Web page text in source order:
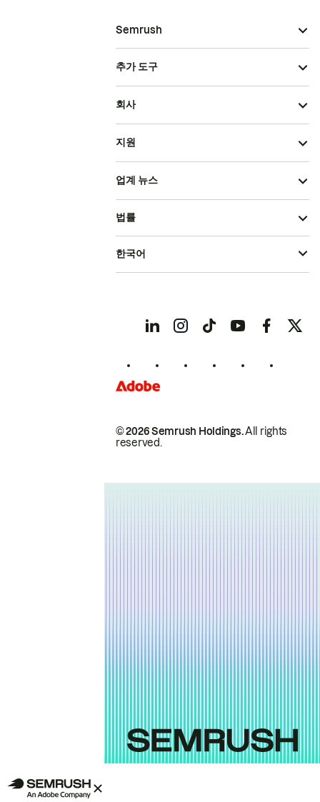
Semrush
추가 도구
회사
지원
업계 뉴스
© 2026 Semrush Holdings.All rights
reserved.
법률
한국어